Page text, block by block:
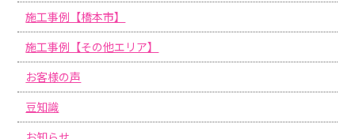
施工事例【橋本市】
施工事例【その他エリア】
お客様の声
豆知識